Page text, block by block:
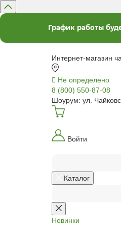
График работы
Интернет-магазин
Не определено
8 (800) 550-87-08
Шоурум: ул.
Войти
Каталог
Новинки